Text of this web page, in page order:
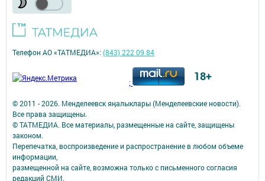
© 2011 - 2026. Менделеевск яӊалыклары (Менделеевские новости).
Все права защищены.
© ТАТМЕДИА. Все материалы, размещенные на сайте, защищены
законом.
Перепечатка, воспроизведение и распространение в любом объеме
информации,
размещенной на сайте, возможна только с письменного согласия
редакций СМИ.
Телефон АО «ТАТМЕДИА»:(843) 222 09 84
; 18+